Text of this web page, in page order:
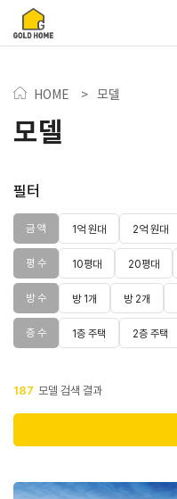
HOME > 모델
모델
필터
금 액 1억 원대 2억 원대
평 수 10평대 20평대
방 수 방 1개 방 2개
층 수 1층 주택 2층 주택
187 모델 검색 결과